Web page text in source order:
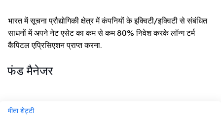
भारत में सूचना प्रौद्योगिकी क्षेत्र में कंपनियों के इक्विटी/इक्विटी से संबंधित
साधनों में अपने नेट एसेट का कम से कम 80% निवेश करके लॉन्ग टर्म
कैपिटल एप्रिसिएशन प्राप्त करना.
फंड मैनेजर
मीता शेट्टी